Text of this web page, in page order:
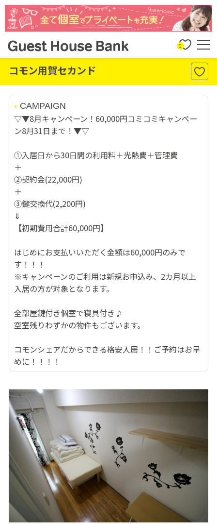
0
コモン用賀セカンド
CAMPAIGN
▽▼8月キャンペーン！60,000円コミコミキャンペー
ン8月31日まで！▼▽
①入居日から30日間の利用料＋光熱費＋管理費
＋
②契約金(22,000円)
＋
③鍵交換代(2,200円)
⇓
【初期費用合計60,000円】
はじめにお支払いいただく金額は60,000円のみで
す！！！
※キャンペーンのご利用は新規お申込み、2カ月以上
入居の方が対象となります。
全部屋鍵付き個室で寝具付き♪
空室残りわずかの物件もございます。
コモンシェアだからできる格安入居！！ご予約はお早
めに！！！！